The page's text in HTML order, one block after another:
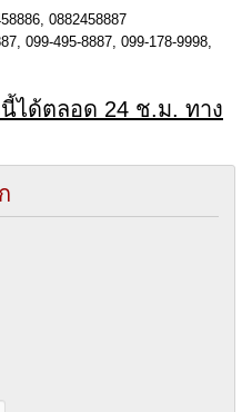
0882458887
099-495-8887, 099-178-9998,
ได้ตลอด 24 ช.ม. ทาง